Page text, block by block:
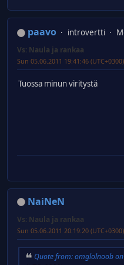
paavo introvertti
Vs: Naula ja rankaa
Sun 05.06.2011 19:41:46 (UTC+0300)
Tuossa minun viritystä
NaiNeN
Vs: Naula ja rankaa
Sun 05.06.2011 20:19:20 (UTC+0300)
Quote from: omglolnoob